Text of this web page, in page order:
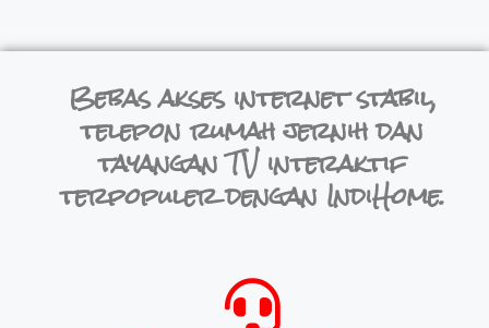
Bebas akses internet stabil,
telepon rumah jernih dan
tayangan TV interaktif
terpopuler dengan IndiHome.